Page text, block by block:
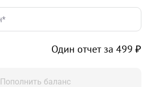
Один отчет за 499 ₽
Пополнить баланс